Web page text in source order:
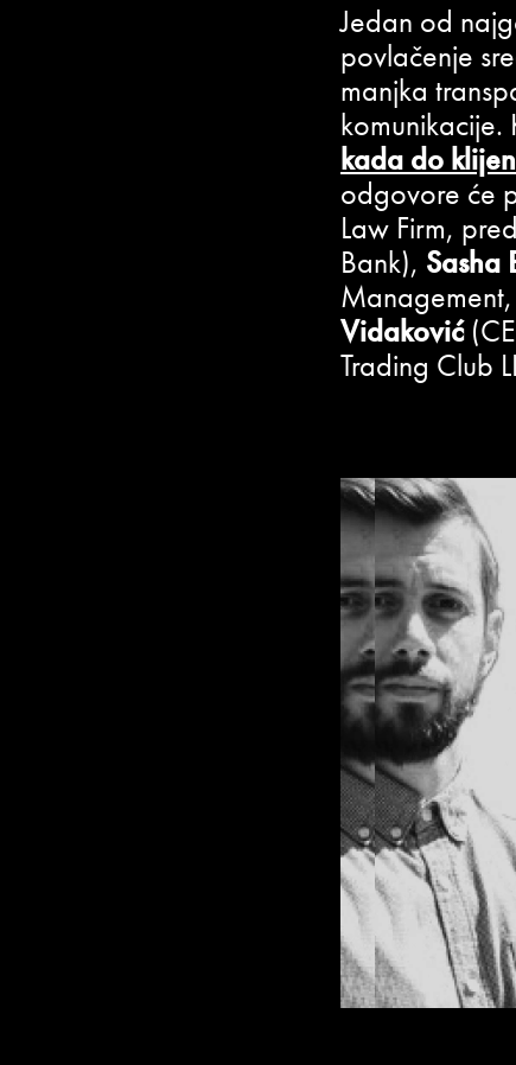
Jedan od
povlačenje
manjka
kada do
odgovore će
Law Firm,
Bank), Sasha
Management,
Vidaković
Trading Club